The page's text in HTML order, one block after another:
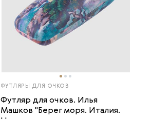
ФУТЛЯРЫ ДЛЯ ОЧКОВ
Футляр для очков. Илья
Машков "Берег моря. Италия.